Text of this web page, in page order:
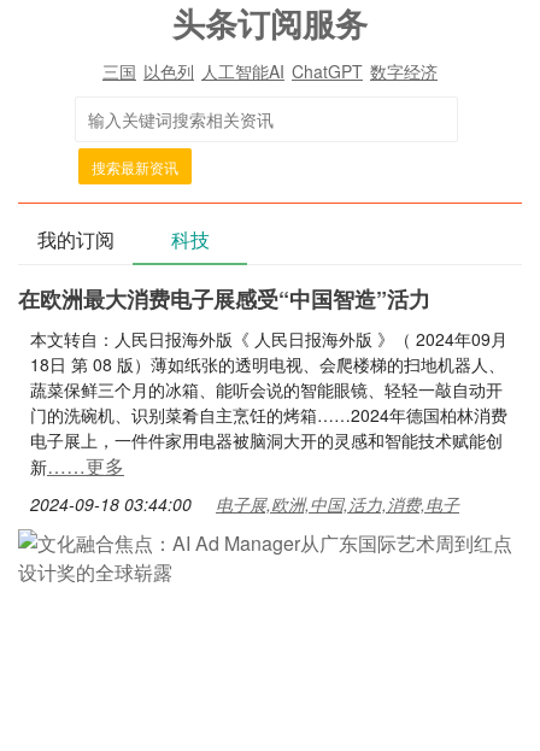
头条订阅服务
三国 以色列 人工智能AI ChatGPT 数字经济
搜索最新资讯
我的订阅 科技
在欧洲最大消费电子展感受“中国智造”活力
本文转自：人民日报海外版《 人民日报海外版 》（ 2024年09月
18日 第 08 版）薄如纸张的透明电视、会爬楼梯的扫地机器人、
蔬菜保鲜三个月的冰箱、能听会说的智能眼镜、轻轻一敲自动开
门的洗碗机、识别菜肴自主烹饪的烤箱……2024年德国柏林消费
电子展上，一件件家用电器被脑洞大开的灵感和智能技术赋能创
新……更多
2024-09-18 03:44:00 电子展,欧洲,中国,活力,消费,电子